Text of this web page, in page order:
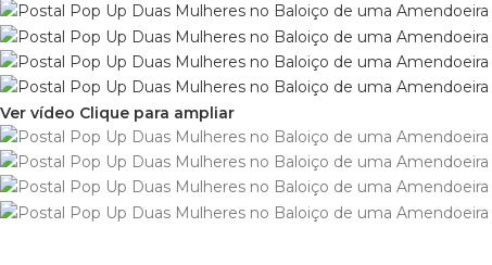
Ver vídeo Clique para ampliar